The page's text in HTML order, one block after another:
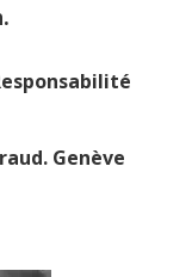
Genève